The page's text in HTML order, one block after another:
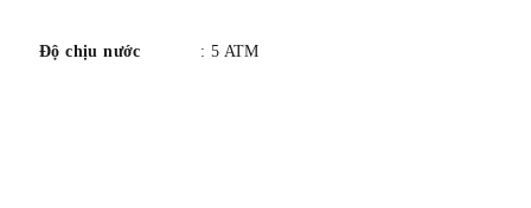
Độ chịu nước : 5 ATM